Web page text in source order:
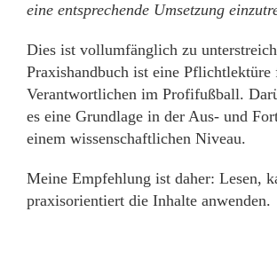
eine entsprechende Umsetzung
Dies ist vollumfänglich zu
Praxishandbuch ist eine Pflichtlektüre
Verantwortlichen im Profifußball.
es eine Grundlage in der Aus- und
einem wissenschaftlichen Niveau.
Meine Empfehlung ist daher: Lesen,
praxisorientiert die Inhalte anwenden.